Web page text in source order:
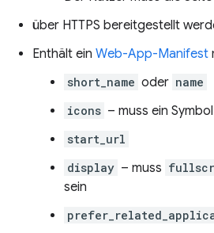
über HTTPS bereitgestellt
Enthält ein Web-App-Manifest
short_name oder name
icons – muss ein
start_url
display – muss
sein